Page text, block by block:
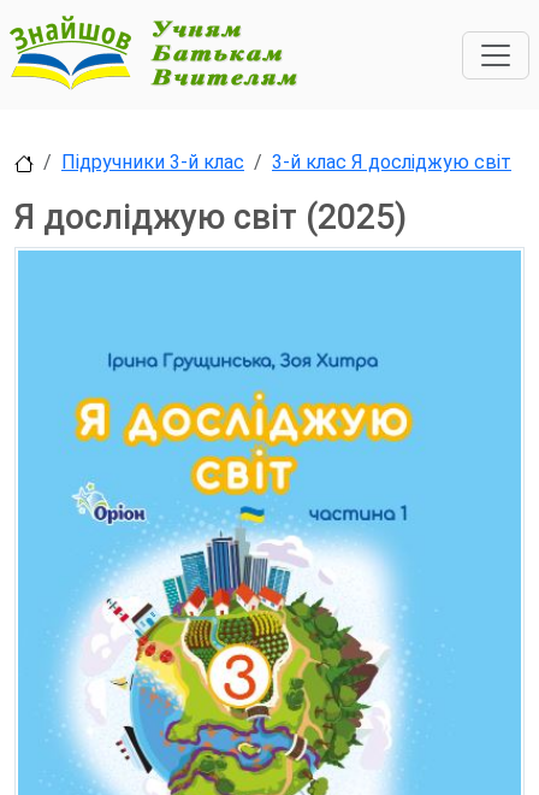
Підручники 3-й клас 3-й клас Я досліджую світ
Я досліджую світ (2025)